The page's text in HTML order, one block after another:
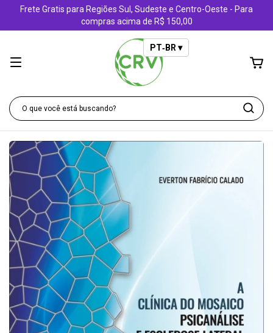
Frete Gratis para Regiões Sul, Sudeste e Centro-Oeste - Para
compras acima de R$ 150,00
PT‑BR ▾